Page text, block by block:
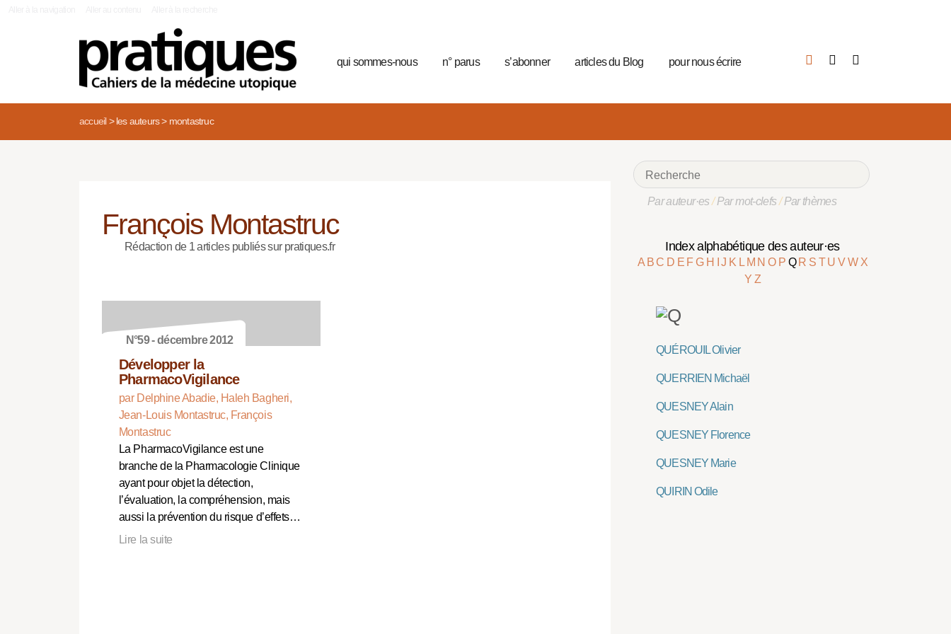
qui sommes-nous n° parus s’abonner articles du Blog pour nous écrire
accueil> les auteurs> montastruc
François Montastruc
Rédaction de 1 articles publiés sur pratiques.fr
N°59 - décembre 2012
Développer la
PharmacoVigilance
par Delphine Abadie, Haleh Bagheri,
Jean-Louis Montastruc, François
Montastruc
La PharmacoVigilance est une
branche de la Pharmacologie Clinique
ayant pour objet la détection,
l’évaluation, la compréhension, mais
aussi la prévention du risque d’effets…
Lire la suite
Par auteur·es/Par mot-clefs/Par thèmes
Index alphabétique des auteur·es
A BC D E FG H IJ K L M NO P Q R S TUVW X
Y Z
QUÉROUIL Olivier
QUERRIEN Michaël
QUESNEY Alain
QUESNEY Florence
QUESNEY Marie
QUIRIN Odile